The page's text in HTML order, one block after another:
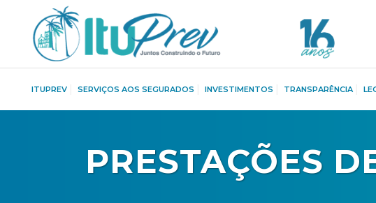
ITUPREV SERVIÇOS AOS SEGURADOS INVESTIMENTOS TRANSPARÊNCIA
PRESTAÇÕES